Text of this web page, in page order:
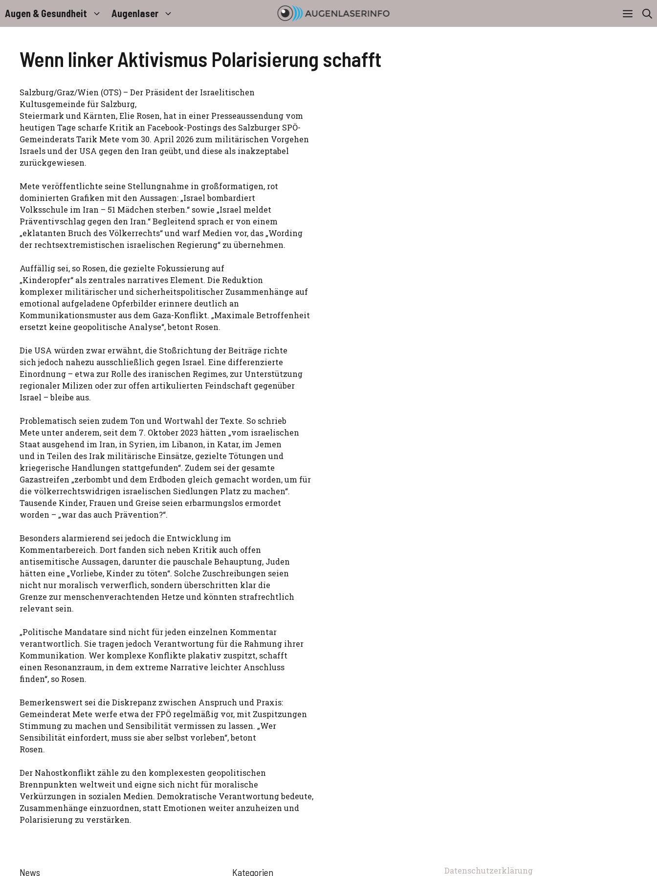
Inhalt
springen
Augen & Gesundheit Augenlaser
Wenn linker Aktivismus Polarisierung schafft
Salzburg/Graz/Wien (OTS) – Der Präsident der Israelitischen
Kultusgemeinde für Salzburg,
Steiermark und Kärnten, Elie Rosen, hat in einer Presseaussendung vom
heutigen Tage scharfe Kritik an Facebook-Postings des Salzburger SPÖ-
Gemeinderats Tarik Mete vom 30. April 2026 zum militärischen Vorgehen
Israels und der USA gegen den Iran geübt, und diese als inakzeptabel
zurückgewiesen.
Mete veröffentlichte seine Stellungnahme in großformatigen, rot
dominierten Grafiken mit den Aussagen: „Israel bombardiert
Volksschule im Iran – 51 Mädchen sterben.“ sowie „Israel meldet
Präventivschlag gegen den Iran.“ Begleitend sprach er von einem
„eklatanten Bruch des Völkerrechts“ und warf Medien vor, das „Wording
der rechtsextremistischen israelischen Regierung“ zu übernehmen.
Auffällig sei, so Rosen, die gezielte Fokussierung auf
„Kinderopfer“ als zentrales narratives Element. Die Reduktion
komplexer militärischer und sicherheitspolitischer Zusammenhänge auf
emotional aufgeladene Opferbilder erinnere deutlich an
Kommunikationsmuster aus dem Gaza-Konflikt. „Maximale Betroffenheit
ersetzt keine geopolitische Analyse“, betont Rosen.
Die USA würden zwar erwähnt, die Stoßrichtung der Beiträge richte
sich jedoch nahezu ausschließlich gegen Israel. Eine differenzierte
Einordnung – etwa zur Rolle des iranischen Regimes, zur Unterstützung
regionaler Milizen oder zur offen artikulierten Feindschaft gegenüber
Israel – bleibe aus.
Problematisch seien zudem Ton und Wortwahl der Texte. So schrieb
Mete unter anderem, seit dem 7. Oktober 2023 hätten „vom israelischen
Staat ausgehend im Iran, in Syrien, im Libanon, in Katar, im Jemen
und in Teilen des Irak militärische Einsätze, gezielte Tötungen und
kriegerische Handlungen stattgefunden“. Zudem sei der gesamte
Gazastreifen „zerbombt und dem Erdboden gleich gemacht worden, um für
die völkerrechtswidrigen israelischen Siedlungen Platz zu machen“.
Tausende Kinder, Frauen und Greise seien erbarmungslos ermordet
worden – „war das auch Prävention?“.
Besonders alarmierend sei jedoch die Entwicklung im
Kommentarbereich. Dort fanden sich neben Kritik auch offen
antisemitische Aussagen, darunter die pauschale Behauptung, Juden
hätten eine „Vorliebe, Kinder zu töten“. Solche Zuschreibungen seien
nicht nur moralisch verwerflich, sondern überschritten klar die
Grenze zur menschenverachtenden Hetze und könnten strafrechtlich
relevant sein.
„Politische Mandatare sind nicht für jeden einzelnen Kommentar
verantwortlich. Sie tragen jedoch Verantwortung für die Rahmung ihrer
Kommunikation. Wer komplexe Konflikte plakativ zuspitzt, schafft
einen Resonanzraum, in dem extreme Narrative leichter Anschluss
finden“, so Rosen.
Bemerkenswert sei die Diskrepanz zwischen Anspruch und Praxis:
Gemeinderat Mete werfe etwa der FPÖ regelmäßig vor, mit Zuspitzungen
Stimmung zu machen und Sensibilität vermissen zu lassen. „Wer
Sensibilität einfordert, muss sie aber selbst vorleben“, betont
Rosen.
Der Nahostkonflikt zähle zu den komplexesten geopolitischen
Brennpunkten weltweit und eigne sich nicht für moralische
Verkürzungen in sozialen Medien. Demokratische Verantwortung bedeute,
Zusammenhänge einzuordnen, statt Emotionen weiter anzuheizen und
Polarisierung zu verstärken.
News Kategorien Datenschutzerklärung